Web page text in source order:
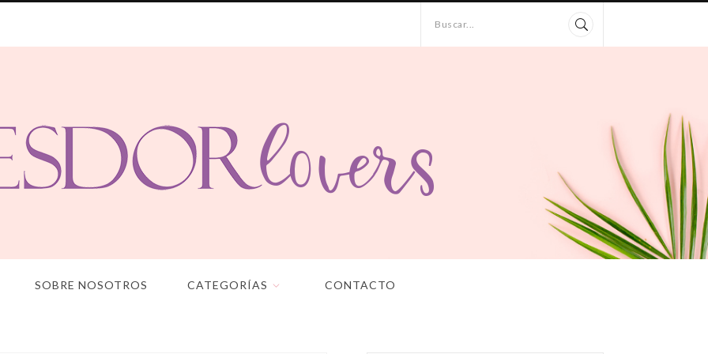
Buscar...
SOBRE NOSOTROS CATEGORÍAS CONTACTO